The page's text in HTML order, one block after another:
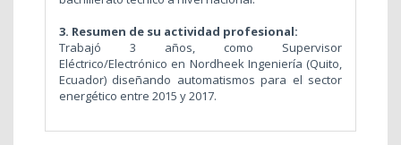
3. Resumen de su actividad profesional:
Trabajó 3 años, como Supervisor
Eléctrico/Electrónico en Nordheek Ingeniería (Quito,
Ecuador) diseñando automatismos para el sector
energético entre 2015 y 2017.